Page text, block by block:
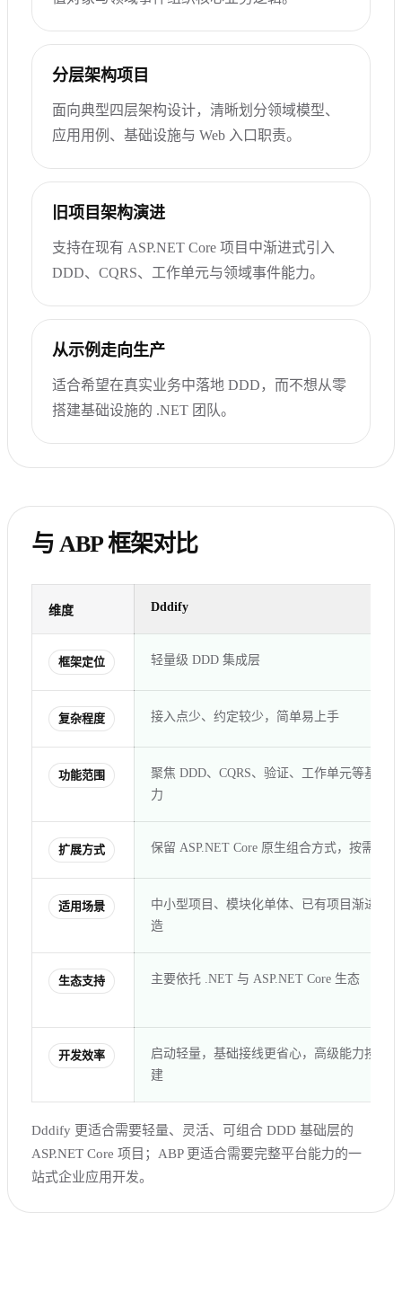
分层架构项目
面向典型四层架构设计，清晰划分领域模型、
应用用例、基础设施与 Web 入口职责。
旧项目架构演进
支持在现有 ASP.NET Core 项目中渐进式引入
DDD、CQRS、工作单元与领域事件能力。
从示例走向生产
适合希望在真实业务中落地 DDD，而不想从零
搭建基础设施的 .NET 团队。
与 ABP 框架对比
维度 Dddify
框架定位 轻量级 DDD 集成层
复杂程度 接入点少、约定较少，简单易上手
功能范围
聚焦 DDD、CQRS、验证、工作单元等基础能
力
扩展方式 保留 ASP.NET Core 原生组合方式，按需集成
适用场景
中小型项目、模块化单体、已有项目渐进式改
造
生态支持 主要依托 .NET 与 ASP.NET Core 生态
开发效率
启动轻量，基础接线更省心，高级能力按需自
建
Dddify 更适合需要轻量、灵活、可组合 DDD 基础层的
ASP.NET Core 项目；ABP 更适合需要完整平台能力的一
站式企业应用开发。